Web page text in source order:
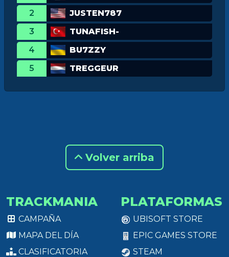
2
JUSTEN787
3
TUNAFISH-
4
BU7ZZY
5
TREGGEUR
Volver arriba
TRACKMANIA
CAMPAÑA
MAPA DEL DÍA
CLASIFICATORIA
PLATAFORMAS
UBISOFT STORE
EPIC GAMES STORE
STEAM